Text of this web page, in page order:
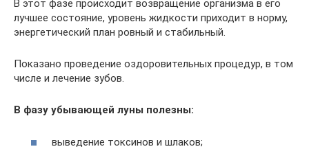
В этот фазе происходит возвращение организма в его
лучшее состояние, уровень жидкости приходит в норму,
энергетический план ровный и стабильный.
Показано проведение оздоровительных процедур, в том
числе и лечение зубов.
В фазу убывающей луны полезны:
выведение токсинов и шлаков;